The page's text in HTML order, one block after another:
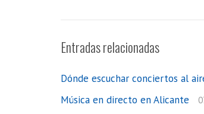
Entradas relacionadas
Dónde escuchar conciertos al
Música en directo en Alicante